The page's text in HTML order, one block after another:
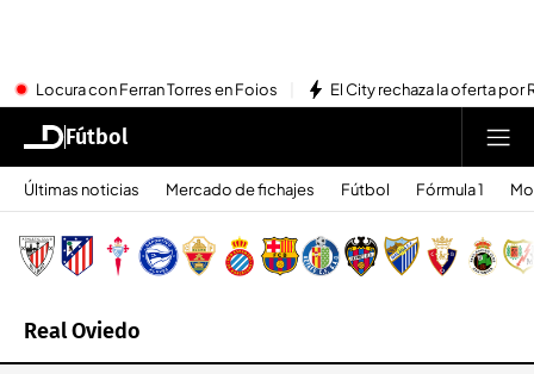
Locura con Ferran Torres en Foios El City rechaza la oferta por
Fútbol
Últimas noticias Mercado de fichajes Fútbol Fórmula 1
Real Oviedo